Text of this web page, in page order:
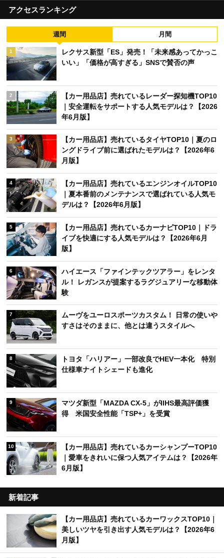
アクセスランキング
週間 月間
1
レクサス新型「ES」発売！「未来感あってかっこ
いい」「価格が高すぎる」SNSで賛否の声
2
【カー用品店】売れているレーダー探知機TOP10
｜安全運転をサポートする人気モデルは？【2026
年6月版】
3
【カー用品店】売れているタイヤTOP10｜夏のロ
ングドライブ前に選ばれたモデルは？【2026年6
月版】
4
【カー用品店】売れているエンジンオイルTOP10
｜夏本番前のメンテナンスで選ばれている人気モ
デルは？【2026年6月版】
5
【カー用品店】売れているカーナビTOP10｜ドラ
イブを快適にする人気モデルは？【2026年6月
版】
6
ハイエース「ファインテックツアラー」をレンタ
ル！ レガンスが提案するラグジュアリーな移動体
験
7
ムーヴをユーロスポーツカスタム！ 日常の使いや
すさはそのままに、他とは違うスタイルへ
8
トヨタ「ハリアー」一部改良でHEV一本化 特別
仕様車ナイトシェードも進化
9
マツダ新型「MAZDA CX-5」がIIHS最高評価獲
得 米国安全性能「TSP+」を受賞
10
【カー用品店】売れているカーシャンプーTOP10
｜愛車をきれいに保つ人気アイテムは？【2026年
6月版】
新着記事
【カー用品店】売れているカーワックスTOP10｜
美しいツヤを引き出す人気モデルは？【2026年6
月版】